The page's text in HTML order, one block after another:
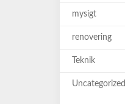
mysigt
renovering
Teknik
Uncategorized